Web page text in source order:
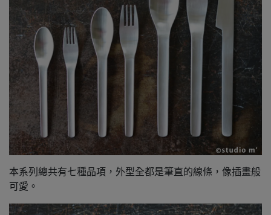
本系列總共有七種品項，外型全都是筆直的線條，像插畫般
可愛。